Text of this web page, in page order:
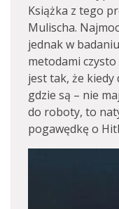
Książka z tego
Mulischa.
jednak w
metodami
jest tak, że
gdzie są – nie
do roboty, to
pogawędkę o